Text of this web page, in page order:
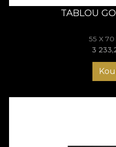
TABLOU
55 X
3